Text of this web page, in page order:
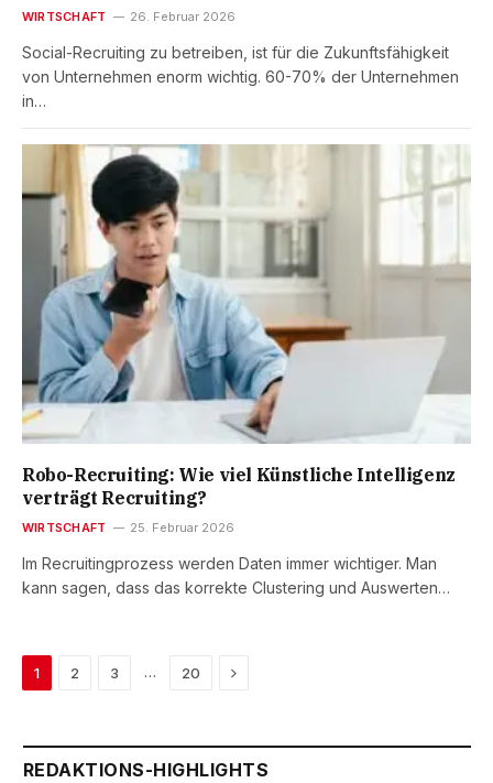
WIRTSCHAFT 26. Februar 2026
Social-Recruiting zu betreiben, ist für die Zukunftsfähigkeit
von Unternehmen enorm wichtig. 60-70% der Unternehmen
in…
Robo-Recruiting: Wie viel Künstliche Intelligenz
verträgt Recruiting?
WIRTSCHAFT 25. Februar 2026
Im Recruitingprozess werden Daten immer wichtiger. Man
kann sagen, dass das korrekte Clustering und Auswerten…
1 2 3 … 20 Next
REDAKTIONS-HIGHLIGHTS